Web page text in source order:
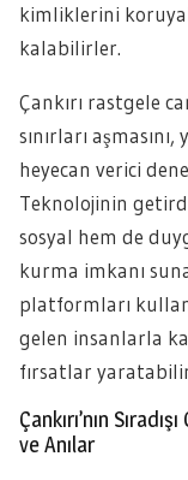
kimliklerini
kalabilirler.
Çankırı rastgele
sınırları
heyecan verici
Teknolojinin
sosyal hem de
kurma imkanı
platformları
gelen insanlarla
fırsatlar
Çankırı’nın
ve Anılar